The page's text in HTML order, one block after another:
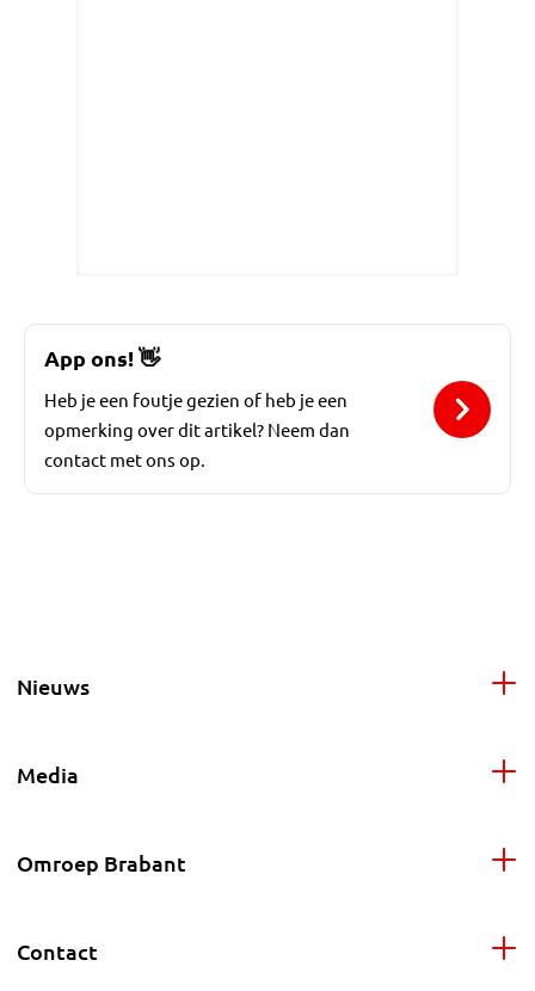
App ons!👋
Heb je een foutje gezien of heb je een
opmerking over dit artikel? Neem dan
contact met ons op.
Nieuws
Media
Omroep Brabant
Contact